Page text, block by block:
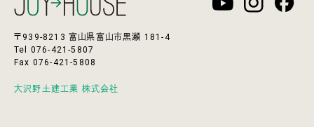
〒939-8213 富山県富山市黒瀬 181-4
Tel 076-421-5807
Fax 076-421-5808
大沢野土建工業 株式会社